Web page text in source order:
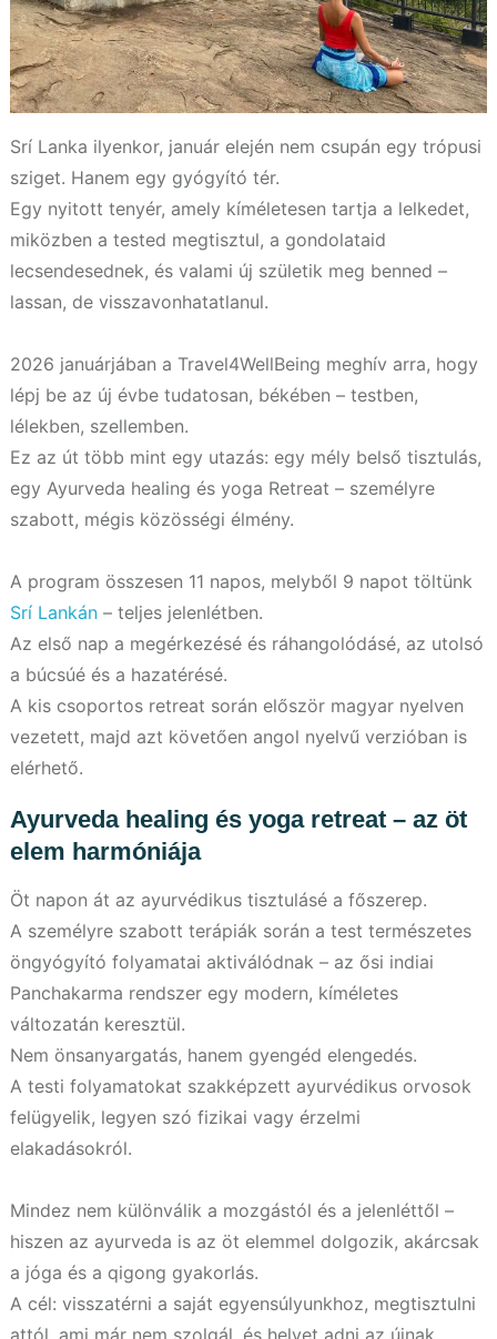
Srí Lanka ilyenkor, január elején nem csupán egy trópusi
sziget. Hanem egy gyógyító tér.
Egy nyitott tenyér, amely kíméletesen tartja a lelkedet,
miközben a tested megtisztul, a gondolataid
lecsendesednek, és valami új születik meg benned –
lassan, de visszavonhatatlanul.
2026 januárjában a Travel4WellBeing meghív arra, hogy
lépj be az új évbe tudatosan, békében – testben,
lélekben, szellemben.
Ez az út több mint egy utazás: egy mély belső tisztulás,
egy Ayurveda healing és yoga Retreat – személyre
szabott, mégis közösségi élmény.
A program összesen 11 napos, melyből 9 napot töltünk
Srí Lankán – teljes jelenlétben.
Az első nap a megérkezésé és ráhangolódásé, az utolsó
a búcsúé és a hazatérésé.
A kis csoportos retreat során először magyar nyelven
vezetett, majd azt követően angol nyelvű verzióban is
elérhető.
Ayurveda healing és yoga retreat – az öt
elem harmóniája
Öt napon át az ayurvédikus tisztulásé a főszerep.
A személyre szabott terápiák során a test természetes
öngyógyító folyamatai aktiválódnak – az ősi indiai
Panchakarma rendszer egy modern, kíméletes
változatán keresztül.
Nem önsanyargatás, hanem gyengéd elengedés.
A testi folyamatokat szakképzett ayurvédikus orvosok
felügyelik, legyen szó fizikai vagy érzelmi
elakadásokról.
Mindez nem különválik a mozgástól és a jelenléttől –
hiszen az ayurveda is az öt elemmel dolgozik, akárcsak
a jóga és a qigong gyakorlás.
A cél: visszatérni a saját egyensúlyunkhoz, megtisztulni
attól, ami már nem szolgál, és helyet adni az újnak.